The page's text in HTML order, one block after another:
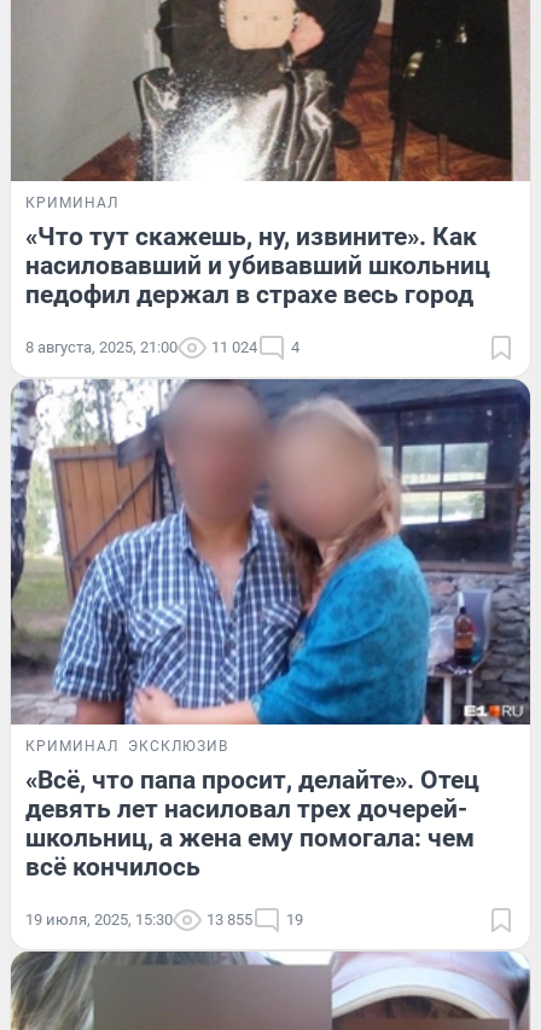
КРИМИНАЛ
«Что тут скажешь, ну, извините». Как
насиловавший и убивавший школьниц
педофил держал в страхе весь город
8 августа, 2025, 21:00 11 024 4
КРИМИНАЛ ЭКСКЛЮЗИВ
«Всё, что папа просит, делайте». Отец
девять лет насиловал трех дочерей-
школьниц, а жена ему помогала: чем
всё кончилось
19 июля, 2025, 15:30 13 855 19